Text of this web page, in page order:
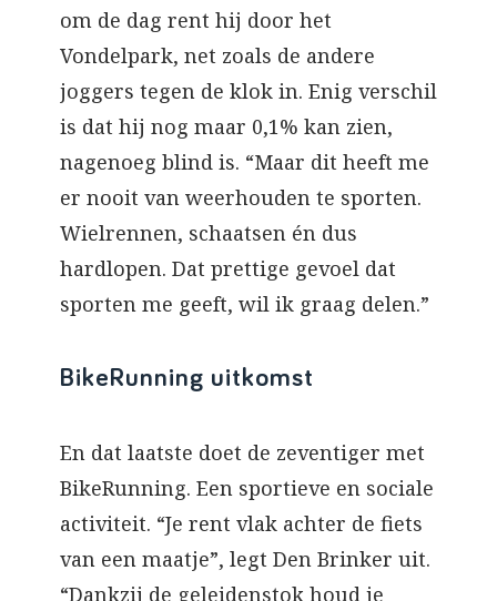
om de dag rent hij door het
Vondelpark, net zoals de andere
joggers tegen de klok in. Enig verschil
is dat hij nog maar 0,1% kan zien,
nagenoeg blind is. “Maar dit heeft me
er nooit van weerhouden te sporten.
Wielrennen, schaatsen én dus
hardlopen. Dat prettige gevoel dat
sporten me geeft, wil ik graag delen.”
BikeRunning uitkomst
En dat laatste doet de zeventiger met
BikeRunning. Een sportieve en sociale
activiteit. “Je rent vlak achter de fiets
van een maatje”, legt Den Brinker uit.
“Dankzij de geleidenstok houd je